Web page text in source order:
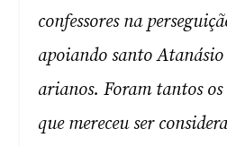
confessores na
apoiando santo
arianos. Foram tantos os
que mereceu ser